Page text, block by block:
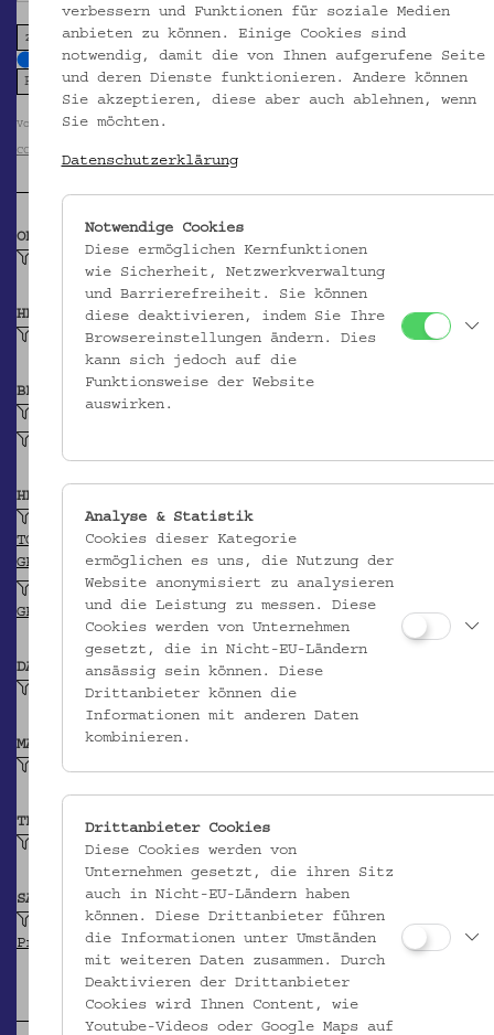
zoom in zoom out
Volkskundemuseum Wien / Foto: Birgit&Peter Kainz, faksimile digital
CC BY-NC-SA
OBJEKTKLASSE
HERSTELLER/IN
Pruckmair, Antonia
BEITRAGENDE/R
HERKUNFT
Niederösterreich
TGN
GEONAMES
Hainstetten (?)
GEONAMES
DATIERUNG
2. Hälfte 18. Jh.
MATERIAL
Papier
TECHNIK
handgeschrieben
SAMMLUNG
Kochbücher aus der Handschriftensammlung:
Pruckmair, Antonia
verbessern und Funktionen für soziale Medien
anbieten zu können. Einige Cookies sind
notwendig, damit die von Ihnen aufgerufene Seite
und deren Dienste funktionieren. Andere können
Sie akzeptieren, diese aber auch ablehnen, wenn
Sie möchten.
Datenschutzerklärung
Notwendige Cookies
Diese ermöglichen Kernfunktionen
wie Sicherheit, Netzwerkverwaltung
und Barrierefreiheit. Sie können
diese deaktivieren, indem Sie Ihre
Browsereinstellungen ändern. Dies
kann sich jedoch auf die
Funktionsweise der Website
auswirken.
Analyse & Statistik
Cookies dieser Kategorie
ermöglichen es uns, die Nutzung der
Website anonymisiert zu analysieren
und die Leistung zu messen. Diese
Cookies werden von Unternehmen
gesetzt, die in Nicht-EU-Ländern
ansässig sein können. Diese
Drittanbieter können die
Informationen mit anderen Daten
kombinieren.
Drittanbieter Cookies
Diese Cookies werden von
Unternehmen gesetzt, die ihren Sitz
auch in Nicht-EU-Ländern haben
können. Diese Drittanbieter führen
die Informationen unter Umständen
mit weiteren Daten zusammen. Durch
Deaktivieren der Drittanbieter
Cookies wird Ihnen Content, wie
Youtube-Videos oder Google Maps auf